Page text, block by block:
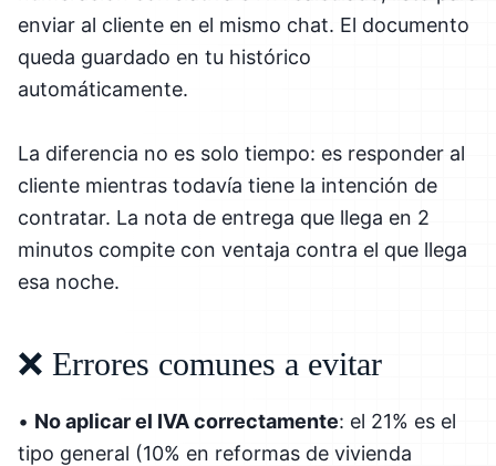
enviar al cliente en el mismo chat. El documento
queda guardado en tu histórico
automáticamente.
La diferencia no es solo tiempo: es responder al
cliente mientras todavía tiene la intención de
contratar. La nota de entrega que llega en 2
minutos compite con ventaja contra el que llega
esa noche.
❌ Errores comunes a evitar
• No aplicar el IVA correctamente: el 21% es el
tipo general (10% en reformas de vivienda